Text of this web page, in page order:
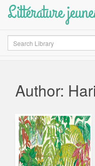
Littérature
Search
Author: